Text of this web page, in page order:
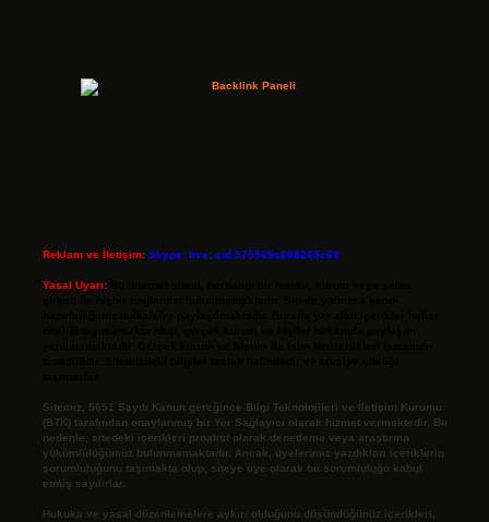
Reklam ve İletişim: Skype: live:.cid.575569c608265c69
Yasal Uyarı:
Sitemiz, 5651 Sayılı Kanun gereğince Bilgi Teknolojileri ve İletişim Kurumu
(BTK) tarafından onaylanmış bir Yer Sağlayıcı olarak hizmet vermektedir. Bu
nedenle, sitedeki içerikleri proaktif olarak denetleme veya araştırma
yükümlülüğümüz bulunmamaktadır. Ancak, üyelerimiz yazdıkları içeriklerin
sorumluluğunu taşımakta olup, siteye üye olarak bu sorumluluğu kabul
etmiş sayılırlar.
Hukuka ve yasal düzenlemelere aykırı olduğunu düşündüğünüz içerikleri,